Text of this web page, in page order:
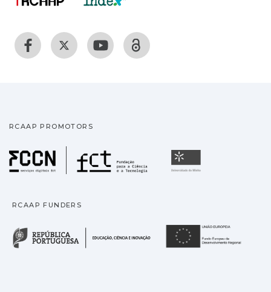
RCAAP PROMOTORS
Fundação para a
RCAAP FUNDERS
República Portuguesa